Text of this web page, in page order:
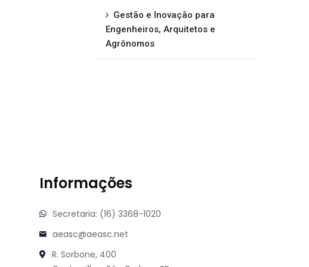
Gestão e Inovação para
Engenheiros, Arquitetos e
Agrônomos
Informações
Secretaria: (16) 3368-1020
aeasc@aeasc.net
R. Sorbone, 400